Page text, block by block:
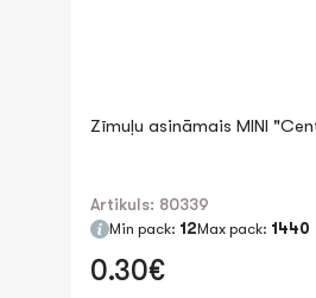
Zīmuļu asināmais MINI
Artikuls: 80339
Min pack: 12Max pack: 1440
0.30€